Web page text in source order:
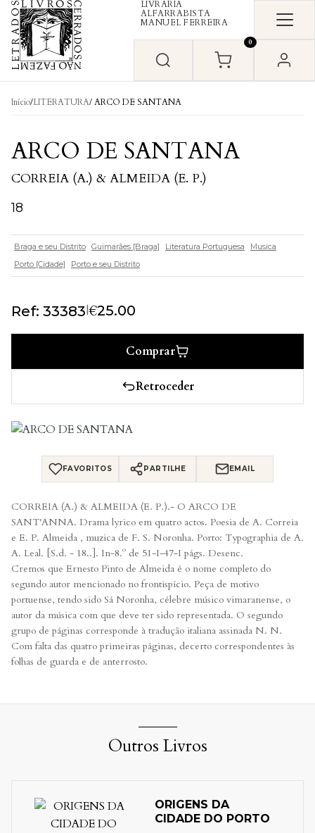
Skip to content
LIVRARIA
ALFARRABISTA
MANUEL FERREIRA
0
Início/LITERATURA/ ARCO DE SANTANA
ARCO DE SANTANA
CORREIA (A.) & ALMEIDA (E. P.)
18
Braga e seu Distrito Guimarães [Braga] Literatura Portuguesa
Musica
Porto [Cidade]
Porto e seu Distrito
Ref: 33383|€25.00
Comprar
Retroceder
FAVORITOS PARTILHE EMAIL
CORREIA (A.) & ALMEIDA (E. P.).- O ARCO DE
SANT'ANNA. Drama lyrico em quatro actos. Poesia de A. Correia
e E. P. Almeida , muzica de F. S. Noronha. Porto: Typographia de A.
A. Leal. [S.d. - 18..]. In-8.º de 51-I-47-I págs. Desenc.
Cremos que Ernesto Pinto de Almeida é o nome completo do
segundo autor mencionado no frontispício. Peça de motivo
portuense, tendo sido Sá Noronha, célebre músico vimaranense, o
autor da música com que deve ter sido representada. O segundo
grupo de páginas corresponde à tradução italiana assinada N. N.
Com falta das quatro primeiras páginas, decerto correspondentes às
folhas de guarda e de anterrosto.
Outros Livros
ORIGENS DA
CIDADE DO PORTO